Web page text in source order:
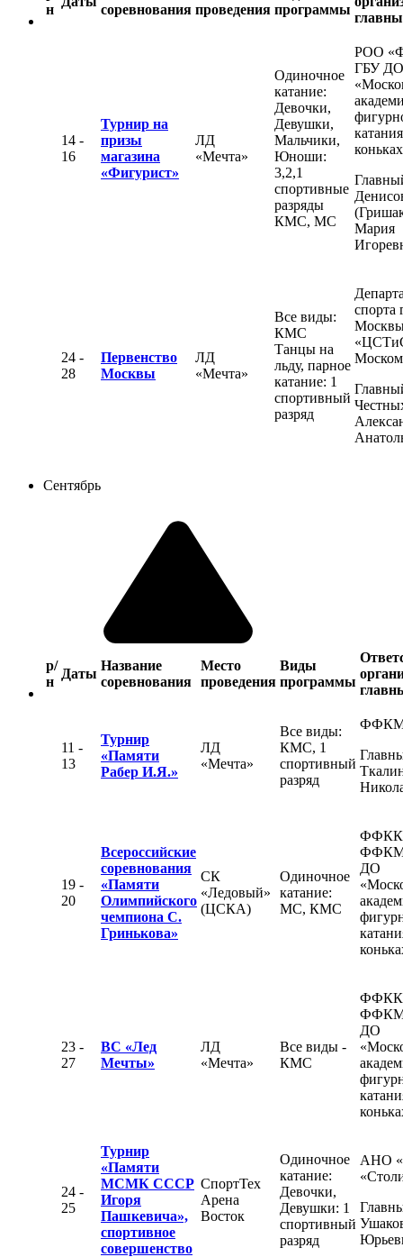
н
соревнования проведения программы
14 -
16
Турнир на
призы
магазина
«Фигурист»
ЛД
«Мечта»
Одиночное
катание:
Девочки,
Девушки,
Мальчики,
Юноши:
3,2,1
спортивные
разряды
КМС, МС
РОО
ГБУ ДО
Мария
24 -
28
Первенство
Москвы
ЛД
«Мечта»
Все виды:
КМС
Танцы на
льду, парное
катание: 1
спортивный
разряд
спорта
Сентябрь
р/
н
Даты
Название
соревнования
Место
проведения
Виды
программы
11 -
13
Турнир
«Памяти
Рабер И.Я.»
ЛД
«Мечта»
Все виды:
КМС, 1
спортивный
разряд
19 -
20
Всероссийские
соревнования
«Памяти
Олимпийского
чемпиона С.
Гринькова»
СК
«Ледовый»
(ЦСКА)
Одиночное
катание:
МС, КМС
ДО
23 -
27
ВС «Лед
Мечты»
ЛД
«Мечта»
Все виды -
КМС
ДО
24 -
25
Турнир
«Памяти
МСМК СССР
Игоря
Пашкевича»,
спортивное
совершенство
СпортТех
Арена
Восток
Одиночное
катание:
Девочки,
Девушки: 1
спортивный
разряд
АНО